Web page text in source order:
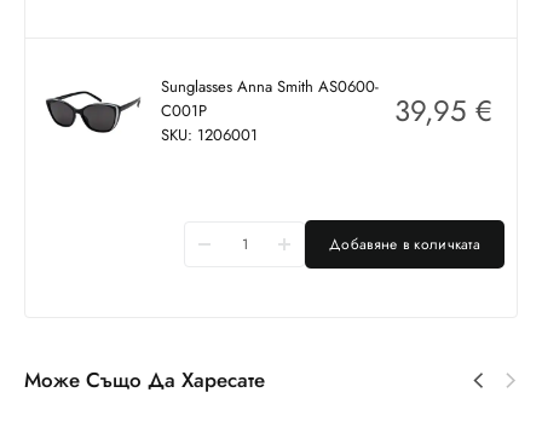
Sunglasses Anna Smith AS0600-
C001P
SKU: 1206001
39,95 €
Добавяне в количката
Може Също Да Харесате